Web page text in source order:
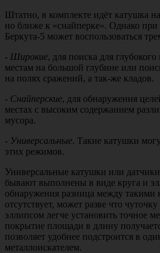
Штатно, в комплекте идёт катушка
но ближе к «снайперке». Однако при
Беркута-5 может воспользоваться
- Широкие, для поиска для
местам на большой глубине или
на полях сражений, а так-же кладов.
- Снайперские, для обнаружения
местах с высоким содержанием
мусора.
- Универсальные. Такие катушки
этих режимов.
Универсальные катушки или
бывают выполнены в виде круга и
обнаружения разница между такими
отсутствует, может разве что
эллипсом легче установить точное
покрытие площади в длину
позволяет удобнее подстроится в
металлоискателем.